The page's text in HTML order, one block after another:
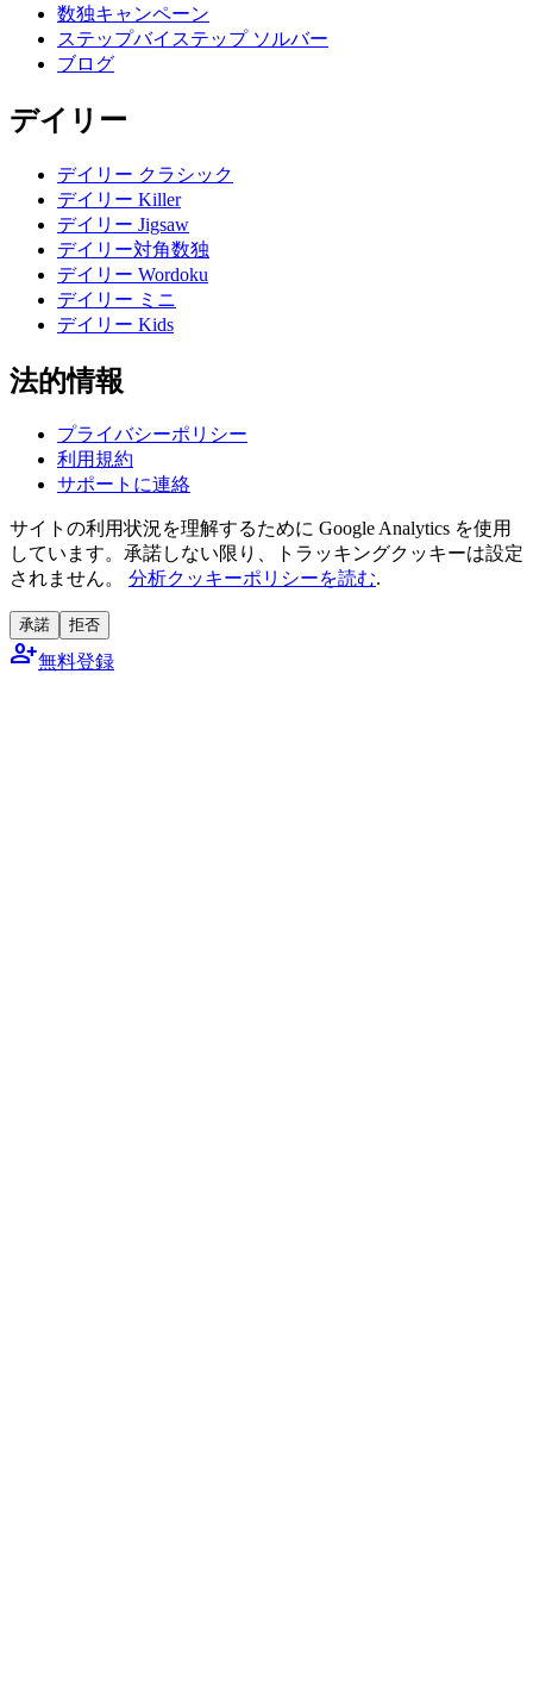
数独キャンペーン
ステップバイステップ ソルバー
ブログ
デイリー
デイリー クラシック
デイリー Killer
デイリー Jigsaw
デイリー対角数独
デイリー Wordoku
デイリー ミニ
デイリー Kids
法的情報
プライバシーポリシー
利用規約
サポートに連絡
サイトの利用状況を理解するために Google Analytics を使用
しています。承諾しない限り、トラッキングクッキーは設定
されません。
分析クッキーポリシーを読む.
承諾 拒否
person_add無料登録